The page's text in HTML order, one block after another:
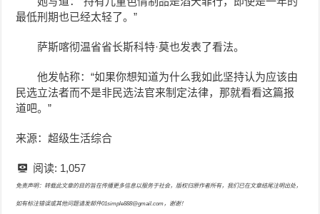
最低刑期也已经太轻了。”
萨斯喀彻温省省长斯科特·莫也发表了看法。
他发帖称：“如果你想知道为什么我如此坚持认为应该由
民选立法者而不是非民选法官来制定法律，那就看看这篇报
道吧。”
来源：超级生活综合
阅读: 1,057
免责声明：转载此文章的目的旨在传播更多信息以服务于社会，版权归原作者所有，我们已在文章结尾注明出处，
如有标注错误或其他问题请发邮件01simple888@gmail.com，谢谢！